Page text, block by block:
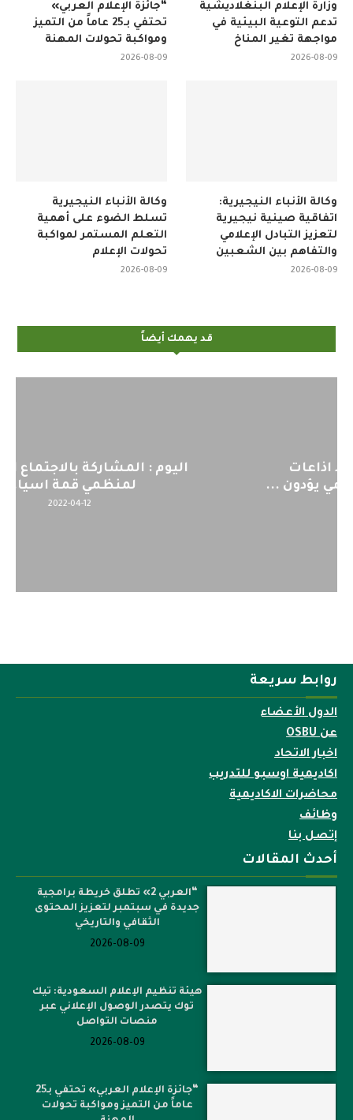
“جائزة الإعلام العربي»
تحتفي بـ25 عاماً من التميز
ومواكبة تحولات المهنة
2026-08-09
وزارة الإعلام البنغلاديشية
تدعم التوعية البيئية في
مواجهة تغير المناخ
2026-08-09
وكالة الأنباء النيجيرية
تسلط الضوء على أهمية
التعلم المستمر لمواكبة
تحولات الإعلام
2026-08-09
وكالة الأنباء النيجيرية:
اتفاقية صينية نيجيرية
لتعزيز التبادل الإعلامي
والتفاهم بين الشعبين
2026-08-09
قد يهمك أيضاً
اليوم : المشاركة بالاجتماع التحضيري
لمنظمي قمة اسيا...
روابط سريعة
الدول الأعضاء
عن OSBU
اخبار الاتحاد
اكاديمية اوسبو للتدريب
محاضرات الاكاديمية
وظائف
إتصل بنا
أحدث المقالات
“العربي 2» تطلق خريطة برامجية
جديدة في سبتمبر لتعزيز المحتوى
الثقافي والتاريخي
2026-08-09
هيئة تنظيم الإعلام السعودية: تيك
توك يتصدر الوصول الإعلاني عبر
منصات التواصل
2026-08-09
“جائزة الإعلام العربي» تحتفي بـ25
عاماً من التميز ومواكبة تحولات